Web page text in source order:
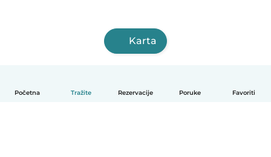
Početna Tražite Rezervacije Poruke Favoriti
Karta